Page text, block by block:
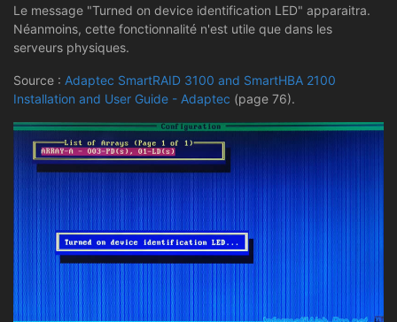
Le message "Turned on device identification LED" apparaitra.
Néanmoins, cette fonctionnalité n'est utile que dans les
serveurs physiques.
Source : Adaptec SmartRAID 3100 and SmartHBA 2100
Installation and User Guide - Adaptec (page 76).